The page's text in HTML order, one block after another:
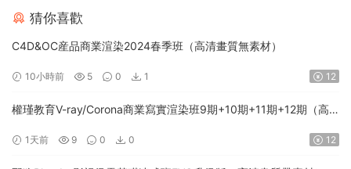
猜你喜歡
C4D&OC産品商業渲染2024春季班（高清畫質無素材）
10小時前 5 0 1 12
權瑾教育V-ray/Corona商業寫實渲染班9期+10期+11期+12期（高
1天前 9 0 0 12